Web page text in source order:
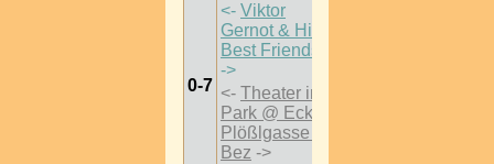
0-7
<- Viktor
Gernot & His
Best Friends
->
<- Theater im
Park @ Ecke
Plößlgasse 3
Bez ->